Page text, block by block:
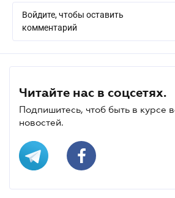
Войдите, чтобы оставить
комментарий
Читайте нас в соцсетях.
Подпишитесь, чтоб быть в курсе
новостей.